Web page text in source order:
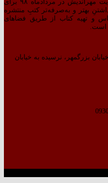
استاندارهای بالاتری دست پیدا کند.سایت مهراندیش در مردادماه ۹۸ برای
بهتر و به‌صرفه‌تر کتبِ منتشره
و تهیه کتاب از طریق فضاهای
است.
بزرگمهر، نرسیده به خیابان